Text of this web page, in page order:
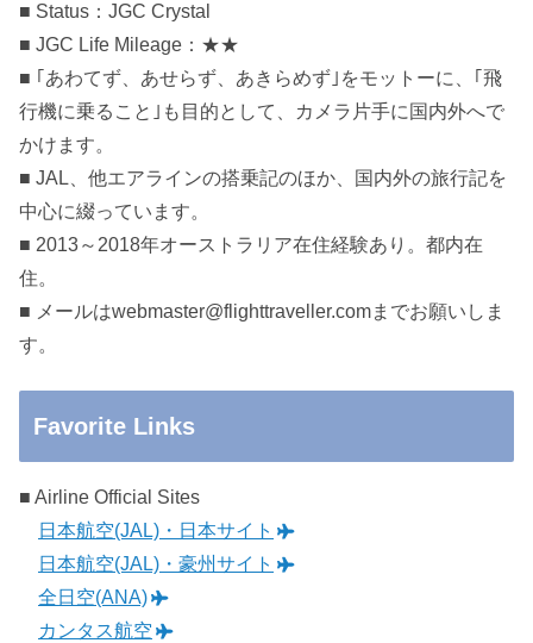
■ Status：JGC Crystal
■ JGC Life Mileage：★★
■ ｢あわてず、あせらず、あきらめず｣をモットーに、｢飛
行機に乗ること｣も目的として、カメラ片手に国内外へで
かけます。
■ JAL、他エアラインの搭乗記のほか、国内外の旅行記を
中心に綴っています。
■ 2013～2018年オーストラリア在住経験あり。都内在
住。
■ メールはwebmaster@flighttraveller.comまでお願いしま
す。
Favorite Links
■ Airline Official Sites
日本航空(JAL)・日本サイト
日本航空(JAL)・豪州サイト
全日空(ANA)
カンタス航空